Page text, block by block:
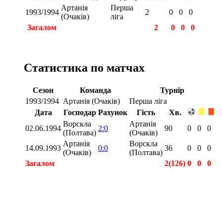
1993/1994
Артанія
(Очаків)
Перша
ліга
2 0 0
0
Загалом
2 0 0 0
Статистика по матчах
Сезон Команда
Турнір
1993/1994 Артанія (Очаків)
Перша ліга
Дата
Господар Рахунок Гість
Хв.
02.06.1994
Ворскла
(Полтава)
2:0
Артанія
(Очаків)
90 0 0 0
14.09.1993
Артанія
(Очаків)
0:0
Ворскла
(Полтава)
36 0 0
0
Загалом
2(126) 0 0
0